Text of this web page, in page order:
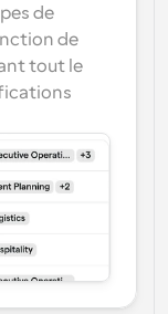
de
de
tout le